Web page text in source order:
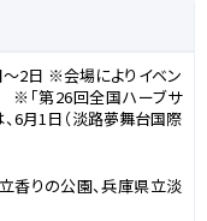
2日 ※会場によりイベン
※「第26回全国ハーブサ
、6月1日（淡路夢舞台国際
りの公園、兵庫県立淡